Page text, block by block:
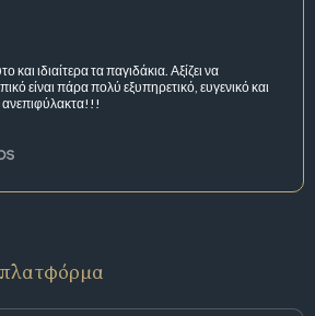
και ιδιαίτερα τα παγιδάκια. Αξίζει να
είναι πάρα πολύ εξυπηρετικό, ευγενικό και